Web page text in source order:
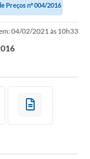
Preços nº 004/2016
04/02/2021 às 10h33